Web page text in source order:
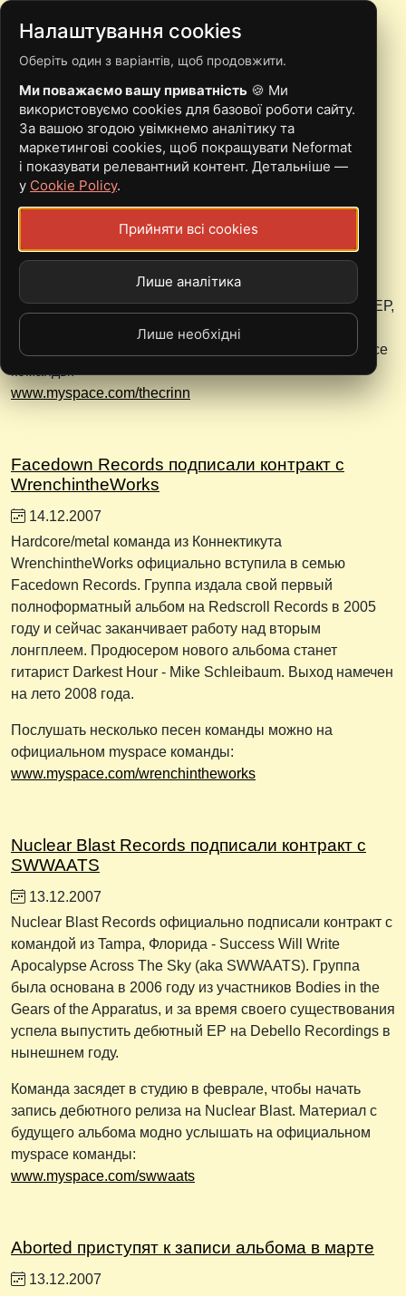
НОВИНИ
Nuclear Blast Records подписали контракт с
The Crinn
Nuclear Blast Records подписали контракт с tech metal
командой The Crinn.
Команда была основана в 2004 году в St. Paul,
Миннесота и за время своего существования издала ЕР,
вышедший на Corrosive Recordings. Ознакомиться с
творчеством команды можно на официальном myspace
команды:
www.myspace.com/thecrinn
Facedown Records подписали контракт с
WrenchintheWorks
14.12.2007
Hardcore/metal команда из Коннектикута
WrenchintheWorks официально вступила в семью
Facedown Records. Группа издала свой первый
полноформатный альбом на Redscroll Records в 2005
году и сейчас заканчивает работу над вторым
лонгплеем. Продюсером нового альбома станет
гитарист Darkest Hour - Mike Schleibaum. Выход намечен
на лето 2008 года.
Послушать несколько песен команды можно на
официальном myspace команды:
www.myspace.com/wrenchintheworks
Nuclear Blast Records подписали контракт с
SWWAATS
13.12.2007
Nuclear Blast Records официально подписали контракт с
командой из Tampa, Флорида - Success Will Write
Apocalypse Across The Sky (aka SWWAATS). Группа
была основана в 2006 году из участников Bodies in the
Gears of the Apparatus, и за время своего существования
успела выпустить дебютный EP на Debello Recordings в
нынешнем году.
Команда засядет в студию в феврале, чтобы начать
запись дебютного релиза на Nuclear Blast. Материал с
будущего альбома модно услышать на официальном
myspace команды:
www.myspace.com/swwaats
Aborted приступят к записи альбома в марте
13.12.2007
Налаштування cookies
Оберіть один з варіантів, щоб продовжити.
Ми поважаємо вашу приватність 🍪 Ми
використовуємо cookies для базової роботи сайту.
За вашою згодою увімкнемо аналітику та
маркетингові cookies, щоб покращувати Neformat
і показувати релевантний контент. Детальніше —
у Cookie Policy.
Прийняти всі cookies
Лише аналітика
Лише необхідні